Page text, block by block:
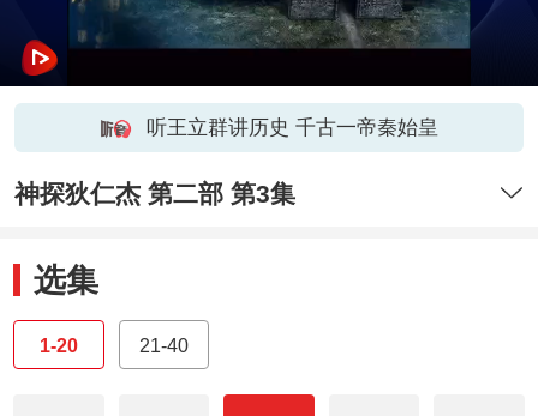
听王立群讲历史 千古一帝秦始皇
神探狄仁杰 第二部 第3集
选集
1-20 21-40